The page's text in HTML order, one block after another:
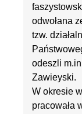
odwołana
tzw.
odeszli
Zawieyski.
W okresie
pracowała